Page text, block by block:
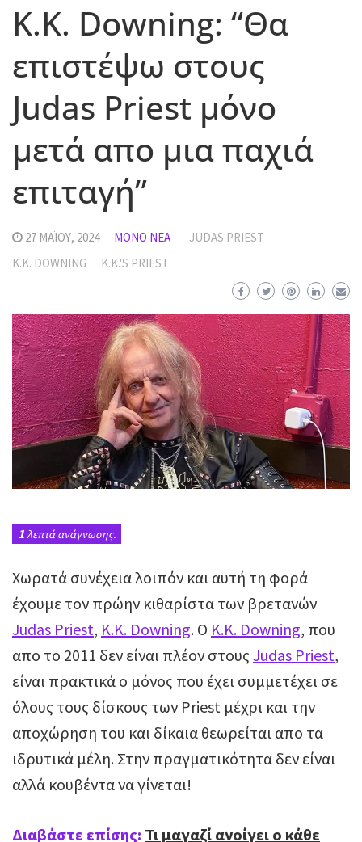
K.K. Downing: “Θα
επιστέψω στους
Judas Priest μόνο
μετά απο μια παχιά
επιταγή”
27 ΜΑΪ́ΟΥ, 2024 MΌΝΟ ΝΈΑ
JUDAS PRIEST
K.K. DOWNING
K.K.'S PRIEST
1 λεπτά ανάγνωσης.
Χωρατά συνέχεια λοιπόν και αυτή τη φορά
έχουμε τον πρώην κιθαρίστα των βρετανών
Judas Priest, Κ.Κ. Downing. O Κ.Κ. Downing, που
απο το 2011 δεν είναι πλέον στους Judas Priest,
είναι πρακτικά ο μόνος που έχει συμμετέχει σε
όλους τους δίσκους των Priest μέχρι και την
αποχώρηση του και δίκαια θεωρείται απο τα
ιδρυτικά μέλη. Στην πραγματικότητα δεν είναι
αλλά κουβέντα να γίνεται!
Διαβάστε επίσης: Τι μαγαζί ανοίγει ο κάθε